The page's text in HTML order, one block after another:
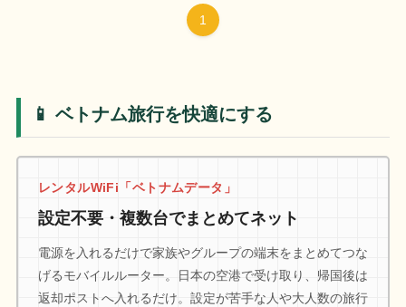
1
📱 ベトナム旅行を快適にする
レンタルWiFi「ベトナムデータ」
設定不要・複数台でまとめてネット
電源を入れるだけで家族やグループの端末をまとめてつな
げるモバイルルーター。日本の空港で受け取り、帰国後は
返却ポストへ入れるだけ。設定が苦手な人や大人数の旅行